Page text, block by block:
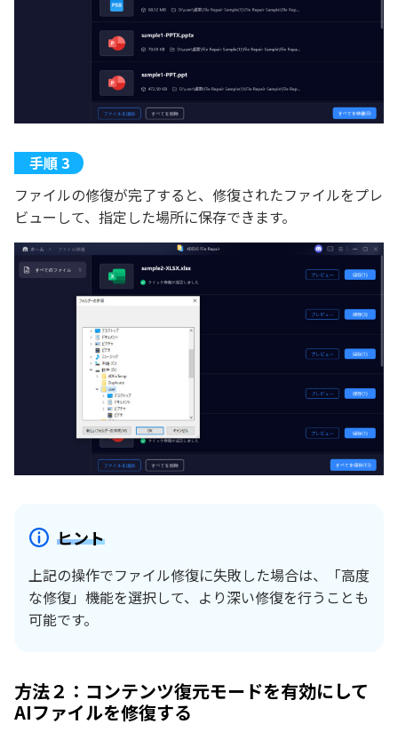
ファイルの修復が完了すると、修復されたファイルをプレ
ビューして、指定した場所に保存できます。
ヒント
上記の操作でファイル修復に失敗した場合は、「高度
な修復」機能を選択して、より深い修復を行うことも
可能です。
方法２：コンテンツ復元モードを有効にして
AIファイルを修復する